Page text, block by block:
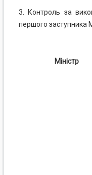
3. Контроль за
першого заступника
Міністр